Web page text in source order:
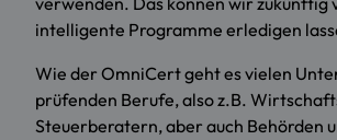
intelligente Programme erledigen
Wie der OmniCert geht es vielen
prüfenden Berufe, also z.B.
Steuerberatern, aber auch Behörden